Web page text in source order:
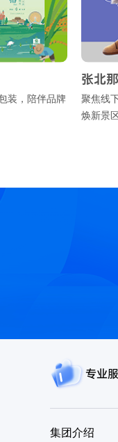
伴品牌
张北那苏
聚焦线下打
焕新景区名
专业
集团介绍